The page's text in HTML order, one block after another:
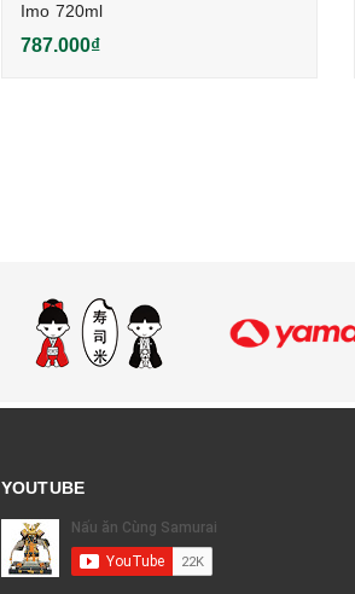
Imo 720ml
787.000₫
YOUTUBE